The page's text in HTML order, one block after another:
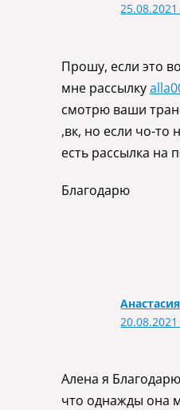
Прошу, если это
мне рассылку
смотрю ваши
,вк, но если чо-то
есть рассылка на
Благодарю
Алена я
что однажды она